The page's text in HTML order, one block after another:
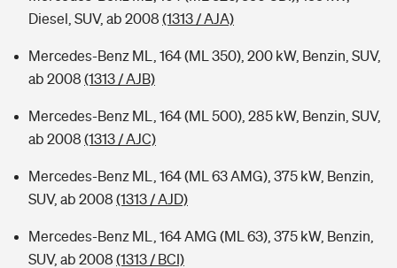
Diesel, SUV, ab 2008 (1313 / AJA)
Mercedes-Benz ML, 164 (ML 350), 200 kW, Benzin, SUV,
ab 2008 (1313 / AJB)
Mercedes-Benz ML, 164 (ML 500), 285 kW, Benzin, SUV,
ab 2008 (1313 / AJC)
Mercedes-Benz ML, 164 (ML 63 AMG), 375 kW, Benzin,
SUV, ab 2008 (1313 / AJD)
Mercedes-Benz ML, 164 AMG (ML 63), 375 kW, Benzin,
SUV, ab 2008 (1313 / BCI)